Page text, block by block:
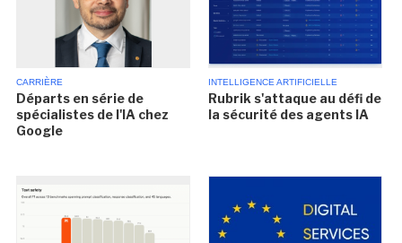
CARRIÈRE
Départs en série de
spécialistes de l'IA chez
Google
INTELLIGENCE ARTIFICIELLE
Rubrik s'attaque au défi de
la sécurité des agents IA